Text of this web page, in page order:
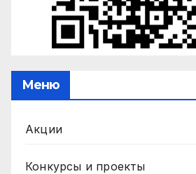
Меню
Акции
Конкурсы и проекты